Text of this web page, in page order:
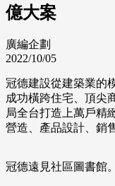
億大案
廣編企劃
2022/10/05
冠德建設從建築業的
成功橫跨住宅、頂尖
局全台打造上萬戶精
營造、產品設計、銷
冠德遠見社區圖書館。